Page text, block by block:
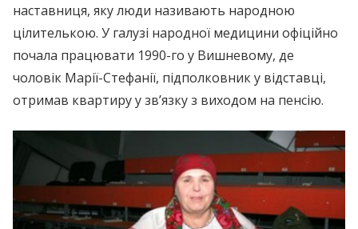
наставниця, яку люди називають народною
цілителькою. У галузі народної медицини офіційно
почала працювати 1990-го у Вишневому, де
чоловік Марії-Стефанії, підполковник у відставці,
отримав квартиру у зв’язку з виходом на пенсію.